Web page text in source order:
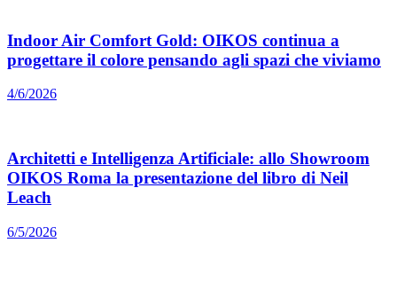
Indoor Air Comfort Gold: OIKOS continua a
progettare il colore pensando agli spazi che viviamo
4/6/2026
Architetti e Intelligenza Artificiale: allo Showroom
OIKOS Roma la presentazione del libro di Neil
Leach
6/5/2026